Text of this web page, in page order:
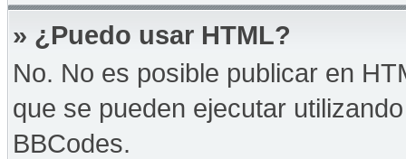
» ¿Puedo usar HTML?
No. No es posible publicar en
que se pueden ejecutar
BBCodes.